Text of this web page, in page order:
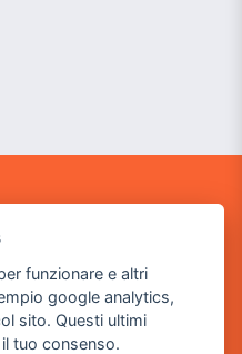
funzionare e altri
google analytics,
sito. Questi ultimi
tuo consenso.